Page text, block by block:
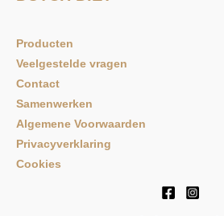
Producten
Veelgestelde vragen
Contact
Samenwerken
Algemene Voorwaarden
Privacyverklaring
Cookies